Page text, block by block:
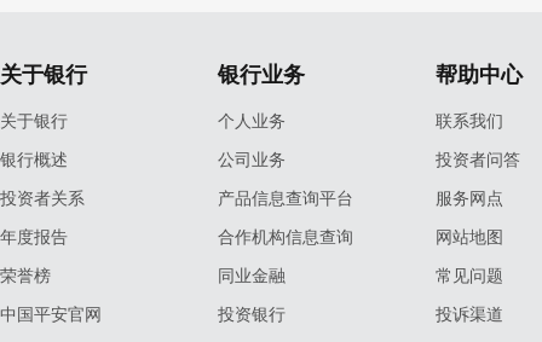
关于银行
关于银行
银行概述
投资者关系
年度报告
荣誉榜
中国平安官网
银行业务
个人业务
公司业务
产品信息查询平台
合作机构信息查询
同业金融
投资银行
帮助中心
联系我们
投资者问答
服务网点
网站地图
常见问题
投诉渠道